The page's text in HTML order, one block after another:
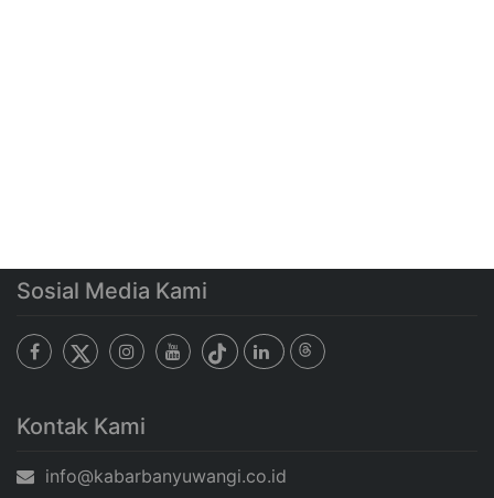
Sosial Media Kami
Kontak Kami
info@kabarbanyuwangi.co.id